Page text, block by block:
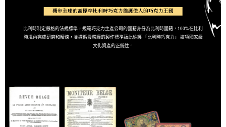
獨步全球的高標準比利時巧克力維護傲人的巧克力王國
比利時制定嚴格的法規標準，規範巧克力生產公司的國籍身分為比利時國籍，100%在比利
時境內完成研磨和精煉，並遵循最嚴謹的製作標準藉此維護 「比利時巧克力」 這項國家級
文化資產的正統性。